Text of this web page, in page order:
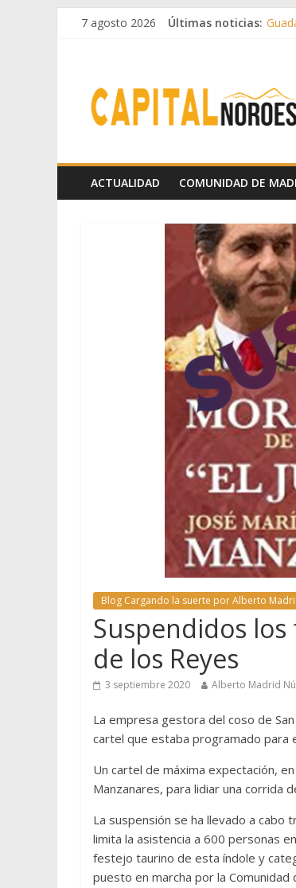
7 agosto 2026 Últimas noticias:
ACTUALIDAD COMUNIDAD DE
Blog Cargando la suerte por Alberto
Suspendidos
de los Reyes
3 septiembre 2020 Alberto Madrid
La empresa gestora del coso de
cartel que estaba programado para
Un cartel de máxima expectación,
Manzanares, para lidiar una corrida
La suspensión se ha llevado a cabo
limita la asistencia a 600 personas
festejo taurino de esta índole y
puesto en marcha por la